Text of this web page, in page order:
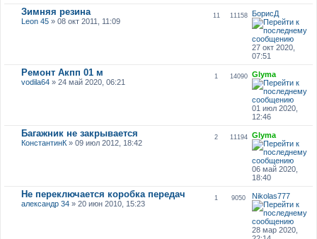
Зимняя резина
Leon 45» 08 окт 2011, 11:09
11 11158 БорисД
27 окт 2020,
07:51
Ремонт Акпп 01 м
vodila64» 24 май 2020, 06:21
1 14090 Glyma
01 июл 2020,
12:46
Багажник не закрывается
КонстантинК» 09 июл 2012, 18:42
2 11194 Glyma
06 май 2020,
18:40
Не переключается коробка передач
александр 34» 20 июн 2010, 15:23
1 9050 Nikolas777
28 мар 2020,